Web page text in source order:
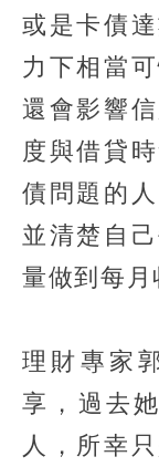
或是卡債
力下相當
還會影響
度與借貸
債問題的
並清楚自
量做到每月
理財專家
享，過去
人，所幸